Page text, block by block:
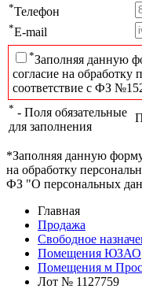
*Телефон
*E-mail
*Заполняя данную
согласие на
соответствие с ФЗ
* - Поля обязательные
для заполнения
*Заполняя данную форму
на обработку
ФЗ "О персональных
Главная
Продажа
Свободное
Помещения ЮЗАО
Помещения м
Лот № 1127759